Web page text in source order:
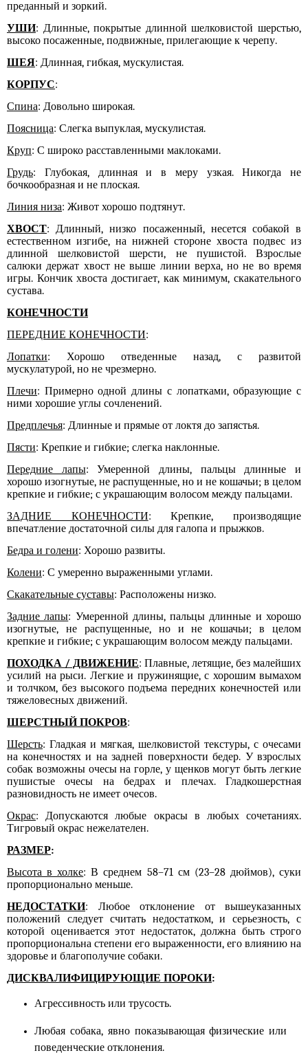
преданный и зоркий.
УШИ: Длинные, покрытые длинной шелковистой шерстью,
высоко посаженные, подвижные, прилегающие к черепу.
ШЕЯ: Длинная, гибкая, мускулистая.
КОРПУС:
Спина: Довольно широкая.
Поясница: Слегка выпуклая, мускулистая.
Круп: С широко расставленными маклоками.
Грудь: Глубокая, длинная и в меру узкая. Никогда не
бочкообразная и не плоская.
Линия низа: Живот хорошо подтянут.
ХВОСТ: Длинный, низко посаженный, несется собакой в
естественном изгибе, на нижней стороне хвоста подвес из
длинной шелковистой шерсти, не пушистой. Взрослые
салюки держат хвост не выше линии верха, но не во время
игры. Кончик хвоста достигает, как минимум, скакательного
сустава.
КОНЕЧНОСТИ
ПЕРЕДНИЕ КОНЕЧНОСТИ:
Лопатки: Хорошо отведенные назад, с развитой
мускулатурой, но не чрезмерно.
Плечи: Примерно одной длины с лопатками, образующие с
ними хорошие углы сочленений.
Предплечья: Длинные и прямые от локтя до запястья.
Пясти: Крепкие и гибкие; слегка наклонные.
Передние лапы: Умеренной длины, пальцы длинные и
хорошо изогнутые, не распущенные, но и не кошачьи; в целом
крепкие и гибкие; с украшающим волосом между пальцами.
ЗАДНИЕ КОНЕЧНОСТИ: Крепкие, производящие
впечатление достаточной силы для галопа и прыжков.
Бедра и голени: Хорошо развиты.
Колени: С умеренно выраженными углами.
Скакательные суставы: Расположены низко.
Задние лапы: Умеренной длины, пальцы длинные и хорошо
изогнутые, не распущенные, но и не кошачьи; в целом
крепкие и гибкие; с украшающим волосом между пальцами.
ПОХОДКА / ДВИЖЕНИЕ: Плавные, летящие, без малейших
усилий на рыси. Легкие и пружинящие, с хорошим вымахом
и толчком, без высокого подъема передних конечностей или
тяжеловесных движений.
ШЕРСТНЫЙ ПОКРОВ:
Шерсть: Гладкая и мягкая, шелковистой текстуры, с очесами
на конечностях и на задней поверхности бедер. У взрослых
собак возможны очесы на горле, у щенков могут быть легкие
пушистые очесы на бедрах и плечах. Гладкошерстная
разновидность не имеет очесов.
Окрас: Допускаются любые окрасы в любых сочетаниях.
Тигровый окрас нежелателен.
РАЗМЕР:
Высота в холке: В среднем 58–71 см (23–28 дюймов), суки
пропорционально меньше.
НЕДОСТАТКИ: Любое отклонение от вышеуказанных
положений следует считать недостатком, и серьезность, с
которой оценивается этот недостаток, должна быть строго
пропорциональна степени его выраженности, его влиянию на
здоровье и благополучие собаки.
ДИСКВАЛИФИЦИРУЮЩИЕ ПОРОКИ:
Агрессивность или трусость.
Любая собака, явно показывающая физические или
поведенческие отклонения.